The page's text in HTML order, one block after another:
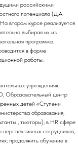
российскими
потенциала (Д.А.
втором курсе реализуется
выбирая их из
программа.
в форме
работы.
учреждениях,
Образовательный центр
детей «Ступени
образования,
, тьюторы); в HR сфере
перспективных сотрудников,
продолжить обучение в